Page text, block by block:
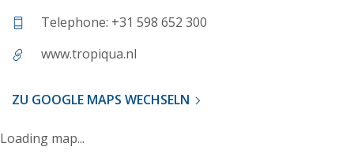
Telephone: +31 598 652 300
www.tropiqua.nl
ZU GOOGLE MAPS WECHSELN
Loading map...